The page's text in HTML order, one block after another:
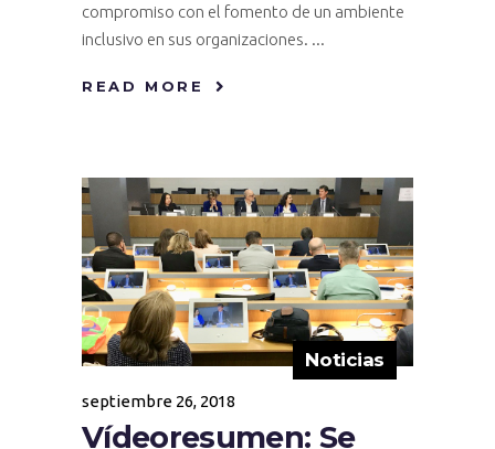
compromiso con el fomento de un ambiente
inclusivo en sus organizaciones.
READ MORE
Noticias
septiembre 26, 2018
Vídeoresumen: Se